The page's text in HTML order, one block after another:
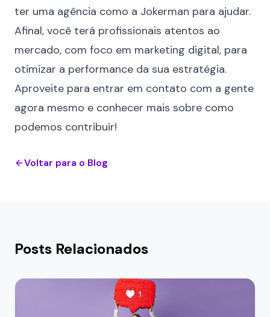
ter uma agência como a Jokerman para ajudar.
Afinal, você terá profissionais atentos ao
mercado, com foco em marketing digital, para
otimizar a performance da sua estratégia.
Aproveite para entrar em contato com a gente
agora mesmo e conhecer mais sobre como
podemos contribuir!
Voltar para o Blog
Posts Relacionados